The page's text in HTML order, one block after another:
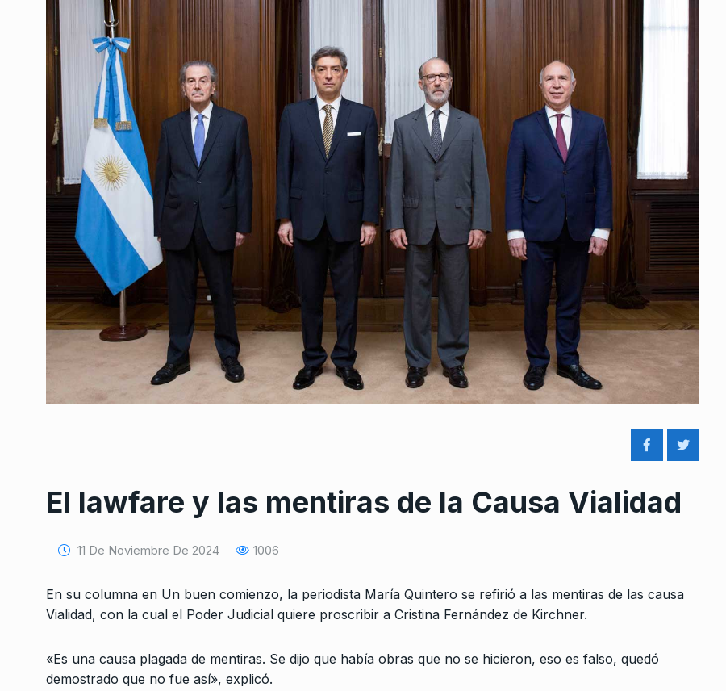
El lawfare y las mentiras de la Causa Vialidad
11 De Noviembre De 2024 1006
En su columna en Un buen comienzo, la periodista María Quintero se refirió a las mentiras de las causa
Vialidad, con la cual el Poder Judicial quiere proscribir a Cristina Fernández de Kirchner.
«Es una causa plagada de mentiras. Se dijo que había obras que no se hicieron, eso es falso, quedó
demostrado que no fue así», explicó.
1
Conversatorio de miércoles:,
Fernando Rosso
ALERTA!
Macha: «Con la Ley Olimpia se
«El Gobierno piensa que la
CABALLERO DE DÍA
25 De Agosto De